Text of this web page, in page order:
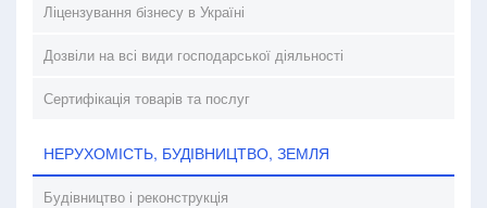
Ліцензування бізнесу в Україні
Дозвіли на всі види господарської діяльності
Сертифікація товарів та послуг
НЕРУХОМІСТЬ, БУДІВНИЦТВО, ЗЕМЛЯ
Будівництво і реконструкція